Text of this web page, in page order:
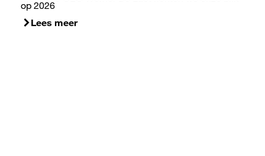
op 2026
Lees meer